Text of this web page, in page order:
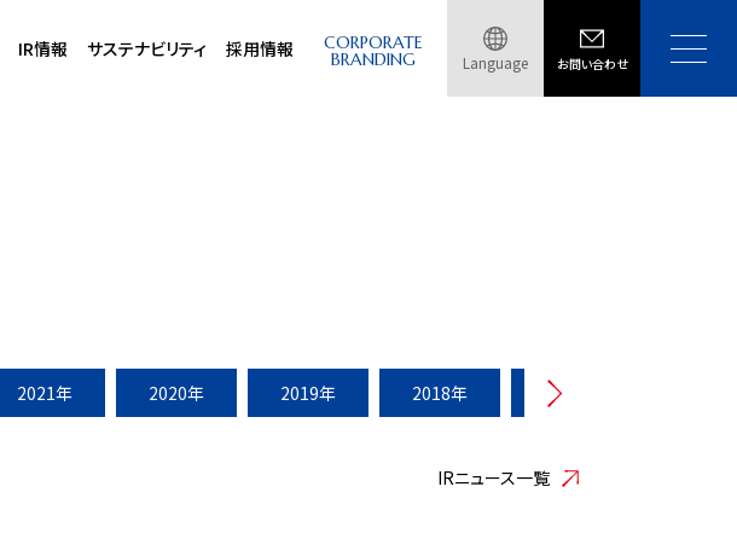
IR情報 サステナビリティ 採用情報 CORPORATE
BRANDING Language お問い合わせ
2021年 2020年 2019年 2018年 2017年
IRニュース一覧